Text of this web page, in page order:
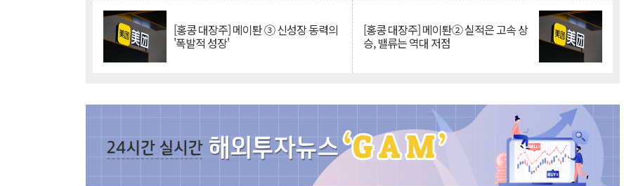
[홍콩 대장주] 메이퇀 ③ 신성장 동력의
'폭발적 성장'
[홍콩 대장주] 메이퇀② 실적은 고속 상
승, 밸류는 역대 저점